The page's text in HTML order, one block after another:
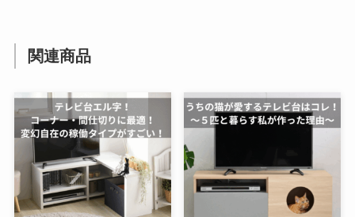
関連商品